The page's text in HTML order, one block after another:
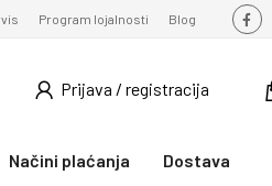
Program lojalnosti Blog
Prijava / registracija
Načini plaćanja Dostava